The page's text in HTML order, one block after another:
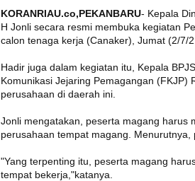
KORANRIAU.co,PEKANBARU- Kepala
H Jonli secara resmi membuka kegiatan
calon tenaga kerja (Canaker), Jumat (2/7/
Hadir juga dalam kegiatan itu, Kepala
Komunikasi Jejaring Pemagangan (FKJP)
perusahaan di daerah ini.
Jonli mengatakan, peserta magang harus
perusahaan tempat magang.
"Yang terpenting itu, peserta magang
tempat bekerja,"katanya.